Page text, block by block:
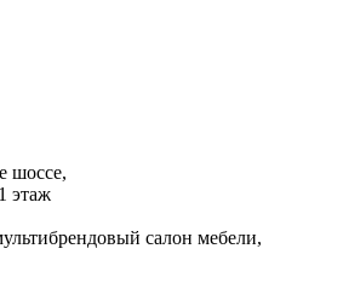
шоссе,
этаж
салон мебели,